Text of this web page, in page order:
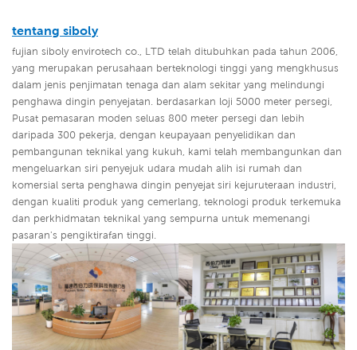
tentang siboly
fujian siboly envirotech co., LTD telah ditubuhkan pada tahun 2006,
yang merupakan perusahaan berteknologi tinggi yang mengkhusus
dalam jenis penjimatan tenaga dan alam sekitar yang melindungi
penghawa dingin penyejatan. berdasarkan loji 5000 meter persegi,
Pusat pemasaran moden seluas 800 meter persegi dan lebih
daripada 300 pekerja, dengan keupayaan penyelidikan dan
pembangunan teknikal yang kukuh, kami telah membangunkan dan
mengeluarkan siri penyejuk udara mudah alih isi rumah dan
komersial serta penghawa dingin penyejat siri kejuruteraan industri,
dengan kualiti produk yang cemerlang, teknologi produk terkemuka
dan perkhidmatan teknikal yang sempurna untuk memenangi
pasaran's pengiktirafan tinggi.